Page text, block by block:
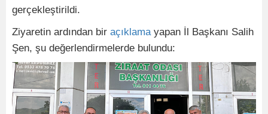
gerçekleştirildi.
​Ziyaretin ardından bir açıklamayapan İl Başkanı Salih
Şen, şu değerlendirmelerde bulundu: